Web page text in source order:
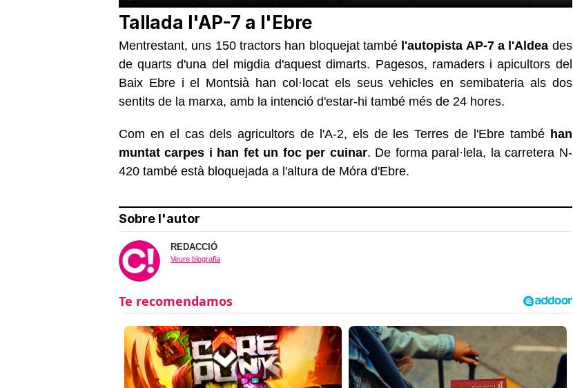
Tallada l'AP-7 a l'Ebre
Mentrestant, uns 150 tractors han bloquejat també l'autopista AP-7 a l'Aldea des
de quarts d'una del migdia d'aquest dimarts. Pagesos, ramaders i apicultors del
Baix Ebre i el Montsià han col·locat els seus vehicles en semibateria als dos
sentits de la marxa, amb la intenció d'estar-hi també més de 24 hores.
Com en el cas dels agricultors de l'A-2, els de les Terres de l'Ebre també han
muntat carpes i han fet un foc per cuinar. De forma paral·lela, la carretera N-
420 també està bloquejada a l'altura de Móra d'Ebre.
Sobre l'autor
REDACCIÓ
Veure biografia